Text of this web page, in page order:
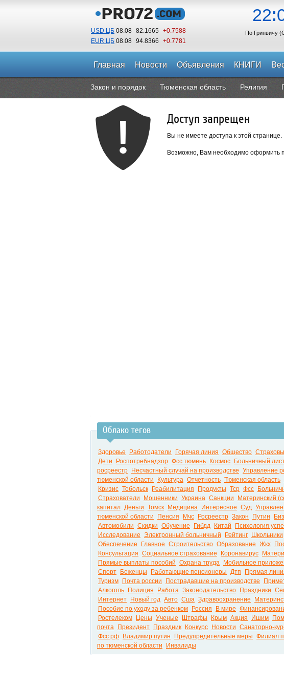
USD ЦБ 08.08 82.1665 +0.7588
EUR ЦБ 08.08 94.8366 +0.7781
22
По Гринвичу
Главная Новости Объявления КНИГИ
Закон и порядок Тюменская область Религия
Доступ запрещен
Вы не имеете доступа к этой странице.
Возможно, Вам необходимо оформить
Облако тегов
Здоровье Работодатели Горячая линия Общество
Дети
Роспотребнадзор Фсс тюмень Космос Больничный
росреестр
Несчастный случай на производстве Управление
тюменской области
Культура Отчетность Тюменская область
Кризис Тобольск Реабилитация Продукты Тср Фсс
Страхователи
Мошенники Украина Санкции
Материнский
капитал Деньги Томск Медицина Интересное Суд
тюменской области
Пенсия Мчс Росреестр Закон Путин
Автомобили Скидки Обучение Гибдд Китай
Психология
Исследование Электронный больничный Рейтинг Школьники
Обеспечение
Главное Строительство Образование Жкх
Консультация Социальное страхование Коронавирус
Прямые выплаты пособий Охрана труда Мобильное
Спорт
Беженцы Работающие пенсионеры Дтп Прямая
Туризм
Почта россии Пострадавшие на производстве
Алкоголь
Полиция Работа Законодательство Праздники
Интернет
Новый год Авто Сша Здравоохранение
Пособие по уходу за ребенком
Россия В мире
Ростелеком
Цены Ученые Штрафы Крым Акция Ишим
почта
Президент Праздник Конкурс Новости Санаторно-
Фсс рф
Владимир путин Предупредительные меры Филиал
по тюменской области
Инвалиды